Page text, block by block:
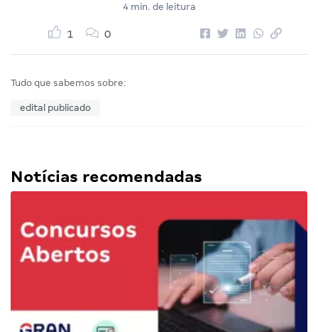
4 min. de leitura
1 0
Tudo que sabemos sobre:
edital publicado
Notícias recomendadas